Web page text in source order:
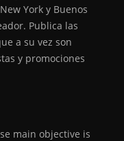
York y Buenos
Publica las
a su vez son
y promociones
main objective is